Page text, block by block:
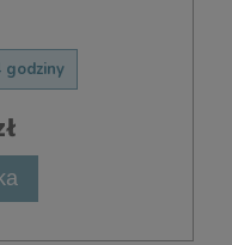
godziny